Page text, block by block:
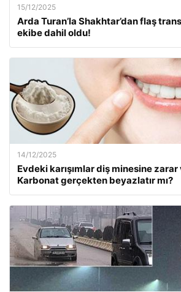
15/12/2025
Arda Turan’la Shakhtar’dan flaş
ekibe dahil oldu!
14/12/2025
Evdeki karışımlar diş minesine
Karbonat gerçekten beyazlatır mı?